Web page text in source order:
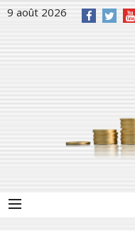
9 août 2026